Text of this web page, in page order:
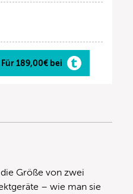
189,00€ bei
Größe von zwei
– wie man sie